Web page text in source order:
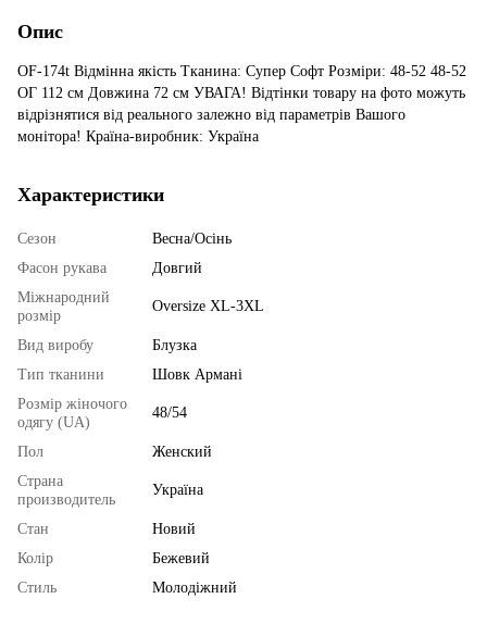
Опис
OF-174t Відмінна якість Тканина: Супер Софт Розміри: 48-52 48-52
ОГ 112 см Довжина 72 см УВАГА! Відтінки товару на фото можуть
відрізнятися від реального залежно від параметрів Вашого
монітора! Країна-виробник: Україна
Характеристики
Сезон
Весна/Осінь
Фасон рукава
Довгий
Міжнародний
розмір
Oversize XL-3XL
Вид виробу
Блузка
Тип тканини
Шовк Армані
Розмір жіночого
одягу (UA)
48/54
Пол
Женский
Страна
производитель
Україна
Стан
Новий
Колір
Бежевий
Стиль
Молодіжний